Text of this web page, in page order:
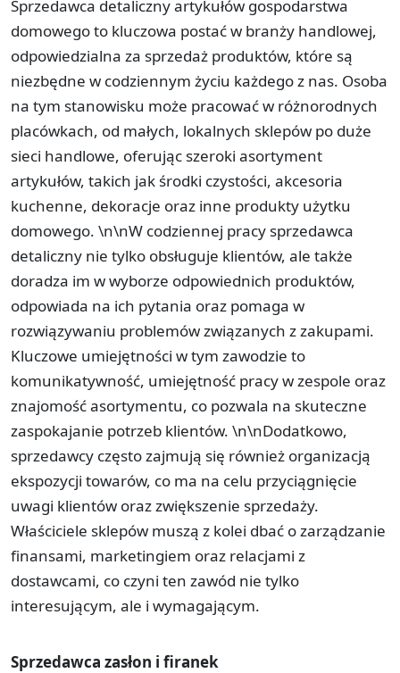
Sprzedawca detaliczny artykułów gospodarstwa
domowego to kluczowa postać w branży handlowej,
odpowiedzialna za sprzedaż produktów, które są
niezbędne w codziennym życiu każdego z nas. Osoba
na tym stanowisku może pracować w różnorodnych
placówkach, od małych, lokalnych sklepów po duże
sieci handlowe, oferując szeroki asortyment
artykułów, takich jak środki czystości, akcesoria
kuchenne, dekoracje oraz inne produkty użytku
domowego. \n\nW codziennej pracy sprzedawca
detaliczny nie tylko obsługuje klientów, ale także
doradza im w wyborze odpowiednich produktów,
odpowiada na ich pytania oraz pomaga w
rozwiązywaniu problemów związanych z zakupami.
Kluczowe umiejętności w tym zawodzie to
komunikatywność, umiejętność pracy w zespole oraz
znajomość asortymentu, co pozwala na skuteczne
zaspokajanie potrzeb klientów. \n\nDodatkowo,
sprzedawcy często zajmują się również organizacją
ekspozycji towarów, co ma na celu przyciągnięcie
uwagi klientów oraz zwiększenie sprzedaży.
Właściciele sklepów muszą z kolei dbać o zarządzanie
finansami, marketingiem oraz relacjami z
dostawcami, co czyni ten zawód nie tylko
interesującym, ale i wymagającym.
Sprzedawca zasłon i firanek